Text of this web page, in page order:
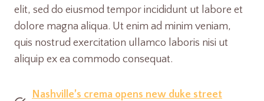
elit, sed do eiusmod tempor incididunt ut labore et
dolore magna aliqua. Ut enim ad minim veniam,
quis nostrud exercitation ullamco laboris nisi ut
aliquip ex ea commodo consequat.
Nashville’s crema opens new duke street